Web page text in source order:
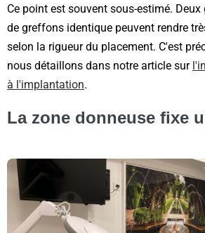
Ce point est souvent sous-estimé.
de greffons identique peuvent rendre
selon la rigueur du placement. C'est
nous détaillons dans notre article sur
à l'implantation.
La zone donneuse fixe